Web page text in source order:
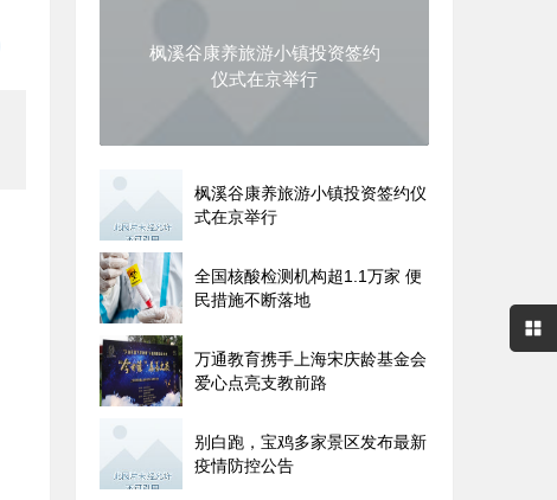
枫溪谷康养旅游小镇投资签约
仪式在京举行
枫溪谷康养旅游小镇投资签约仪
式在京举行
全国核酸检测机构超1.1万家 便
民措施不断落地
万通教育携手上海宋庆龄基金会
爱心点亮支教前路
别白跑，宝鸡多家景区发布最新
疫情防控公告